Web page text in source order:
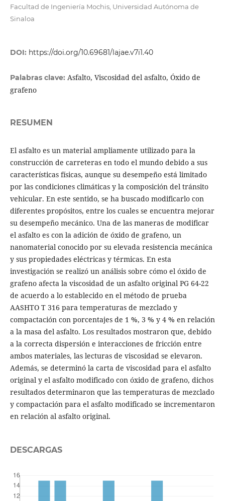
Facultad de Ingeniería Mochis, Universidad Autónoma de
Sinaloa
DOI: https://doi.org/10.69681/lajae.v7i1.40
Palabras clave: Asfalto, Viscosidad del asfalto, Óxido de
grafeno
RESUMEN
El asfalto es un material ampliamente utilizado para la
construcción de carreteras en todo el mundo debido a sus
características físicas, aunque su desempeño está limitado
por las condiciones climáticas y la composición del tránsito
vehicular. En este sentido, se ha buscado modificarlo con
diferentes propósitos, entre los cuales se encuentra mejorar
su desempeño mecánico. Una de las maneras de modificar
el asfalto es con la adición de óxido de grafeno, un
nanomaterial conocido por su elevada resistencia mecánica
y sus propiedades eléctricas y térmicas. En esta
investigación se realizó un análisis sobre cómo el óxido de
grafeno afecta la viscosidad de un asfalto original PG 64-22
de acuerdo a lo establecido en el método de prueba
AASHTO T 316 para temperaturas de mezclado y
compactación con porcentajes de 1 %, 3 % y 4 % en relación
a la masa del asfalto. Los resultados mostraron que, debido
a la correcta dispersión e interacciones de fricción entre
ambos materiales, las lecturas de viscosidad se elevaron.
Además, se determinó la carta de viscosidad para el asfalto
original y el asfalto modificado con óxido de grafeno, dichos
resultados determinaron que las temperaturas de mezclado
y compactación para el asfalto modificado se incrementaron
en relación al asfalto original.
DESCARGAS